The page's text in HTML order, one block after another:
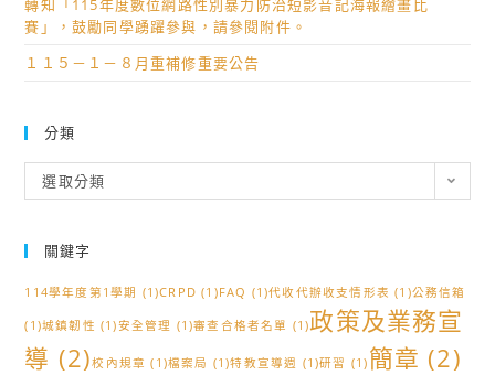
轉知「115年度數位網路性別暴力防治短影音記海報繪畫比
賽」，鼓勵同學踴躍參與，請參閱附件。
１１５－１－８月重補修重要公告
分類
類
選取分類
關鍵字
114學年度第1學期 (1)CRPD (1)FAQ (1)代收代辦收支情形表 (1)公務信箱
(1)城鎮韌性 (1)安全管理 (1)審查合格者名單 (1)政策及業務宣
導 (2)校內規章 (1)檔案局 (1)特教宣導週 (1)研習 (1) 簡章 (2)